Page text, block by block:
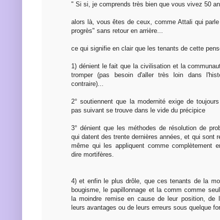
" Si si, je comprends très bien que vous vivez 50
alors là, vous êtes de ceux, comme Attali qui
progrès" sans retour en arrière...
ce qui signifie en clair que les tenants de cette
1) dénient le fait que la civilisation et la
tromper (pas besoin d'aller très loin dans
contraire)...
2° soutiennent que la modernité exige de
pas suivant se trouve dans le vide du précipice
3° dénient que les méthodes de résolution de
qui datent des trente dernières années, et qui sont
même qui les appliquent comme complètement
dire mortifères.
4) et enfin le plus drôle, que ces tenants de la
bougisme, le papillonnage et la comm comme
la moindre remise en cause de leur position, de
leurs avantages ou de leurs erreurs sous quelque